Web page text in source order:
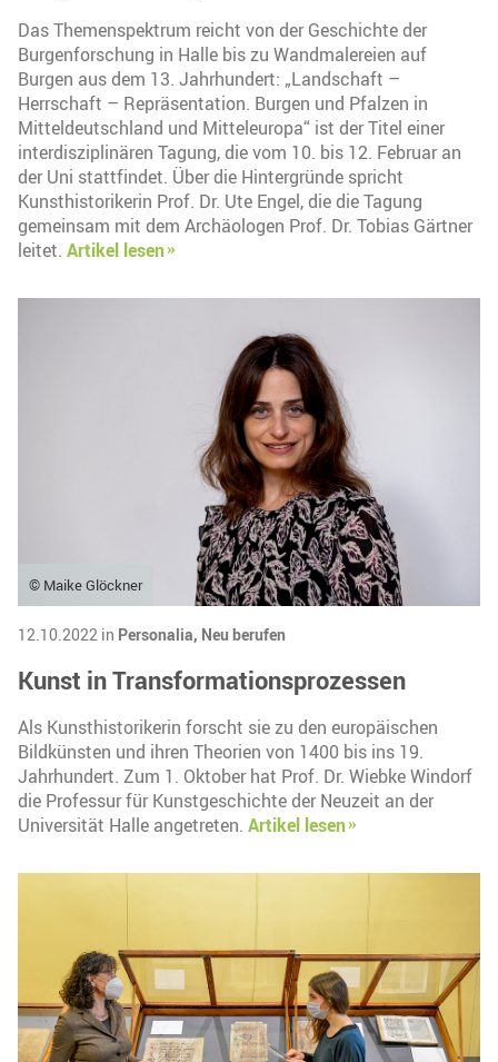
Das Themenspektrum reicht von der Geschichte der
Burgenforschung in Halle bis zu Wandmalereien auf
Burgen aus dem 13. Jahrhundert: „Landschaft –
Herrschaft – Repräsentation. Burgen und Pfalzen in
Mitteldeutschland und Mitteleuropa“ ist der Titel einer
interdisziplinären Tagung, die vom 10. bis 12. Februar an
der Uni stattfindet. Über die Hintergründe spricht
Kunsthistorikerin Prof. Dr. Ute Engel, die die Tagung
gemeinsam mit dem Archäologen Prof. Dr. Tobias Gärtner
leitet. Artikel lesen
© Maike Glöckner
12.10.2022 in Personalia, Neu berufen
Kunst in Transformationsprozessen
Als Kunsthistorikerin forscht sie zu den europäischen
Bildkünsten und ihren Theorien von 1400 bis ins 19.
Jahrhundert. Zum 1. Oktober hat Prof. Dr. Wiebke Windorf
die Professur für Kunstgeschichte der Neuzeit an der
Universität Halle angetreten. Artikel lesen